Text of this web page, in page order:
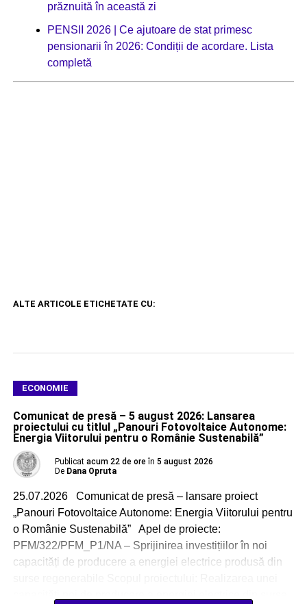
prăznuită în această zi
PENSII 2026 | Ce ajutoare de stat primesc
pensionarii în 2026: Condiții de acordare. Lista
completă
ALTE ARTICOLE ETICHETATE CU:
ECONOMIE
Comunicat de presă – 5 august 2026: Lansarea
proiectului cu titlul „Panouri Fotovoltaice Autonome:
Energia Viitorului pentru o Românie Sustenabilă”
Publicat acum 22 de ore în 5 august 2026
De Dana Opruta
25.07.2026 Comunicat de presă – lansare proiect
„Panouri Fotovoltaice Autonome: Energia Viitorului pentru
o Românie Sustenabilă” Apel de proiecte:
PFM/322/PFM_P1/NA – Sprijinirea investițiilor în noi
capacități de producere a energiei electrice produsă din